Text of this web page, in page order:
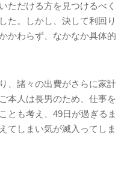
ただける方を見つけるべく
た。しかし、決して利回り
かわらず、なかなか具体的
、諸々の出費がさらに家計
本人は長男のため、仕事を
とも考え、 49日が過ぎるま
てしまい気が滅入ってしま